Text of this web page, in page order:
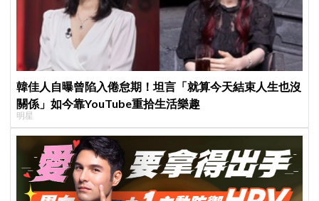
韓佳人自曝曾陷入倦怠期！坦言「就算今天結束人生也沒
關係」如今靠YouTube重拾生活樂趣
明星